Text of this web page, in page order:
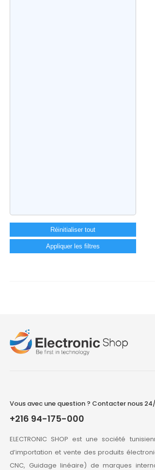
Réinitialiser tout
Appliquer les filtres
Vous avec une question ? Contacter nous
+216 94-175-000
ELECTRONIC SHOP est une société
d’importation et vente des produits
CNC, Guidage linéaire) de marques